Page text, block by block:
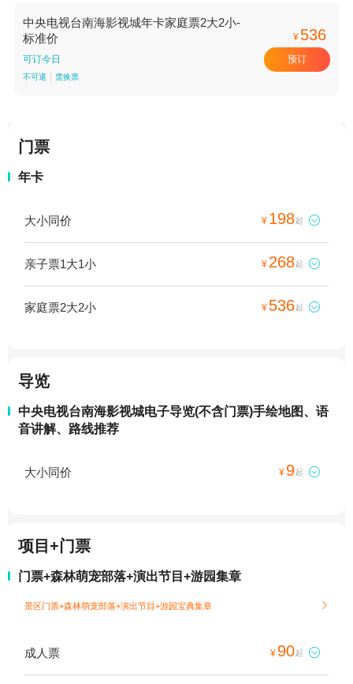
中央电视台南海影视城年卡家庭票2大2小-
标准价
可订今日
不可退 需换票
¥ 536
预订
门票
年卡
大小同价 ¥ 198起 
亲子票1大1小 ¥ 268起 
家庭票2大2小 ¥ 536起 
导览
中央电视台南海影视城电子导览(不含门票)手绘地图、语
音讲解、路线推荐
大小同价 ¥ 9起 
项目+门票
门票+森林萌宠部落+演出节目+游园集章
景区门票+森林萌宠部落+演出节目+游园宝典集章 
成人票 ¥ 90起 